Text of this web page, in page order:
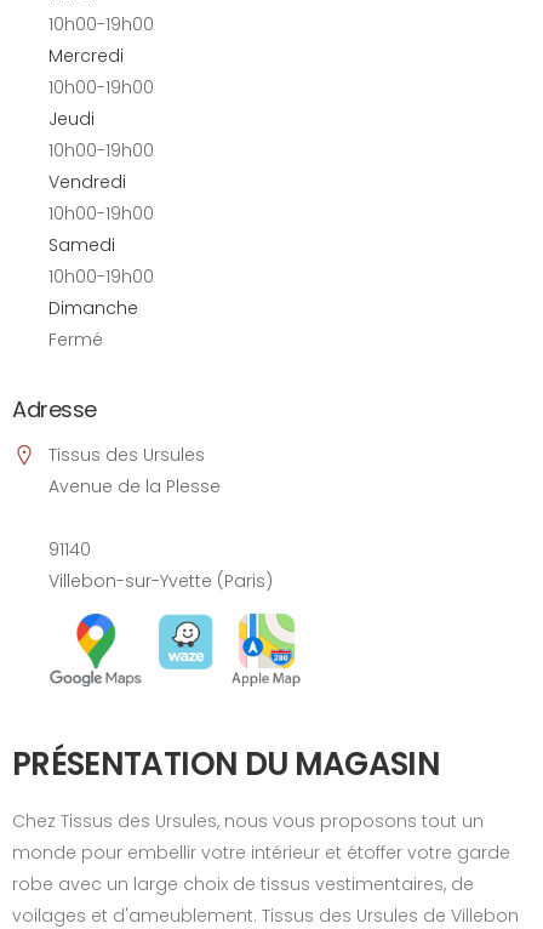
10h00-19h00
Mercredi
10h00-19h00
Jeudi
10h00-19h00
Vendredi
10h00-19h00
Samedi
10h00-19h00
Dimanche
Fermé
Adresse
Tissus des Ursules
Avenue de la Plesse
91140
Villebon-sur-Yvette (Paris)
PRÉSENTATION DU MAGASIN
Chez Tissus des Ursules, nous vous proposons tout un
monde pour embellir votre intérieur et étoffer votre garde
robe avec un large choix de tissus vestimentaires, de
voilages et d'ameublement. Tissus des Ursules de Villebon